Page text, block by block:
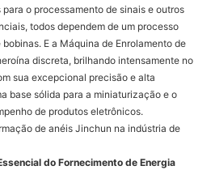
o processamento de sinais e outros
todos dependem de um processo
E a Máquina de Enrolamento de
discreta, brilhando intensamente no
sua excepcional precisão e alta
base sólida para a miniaturização e o
de produtos eletrônicos.
do Fornecimento de Energia